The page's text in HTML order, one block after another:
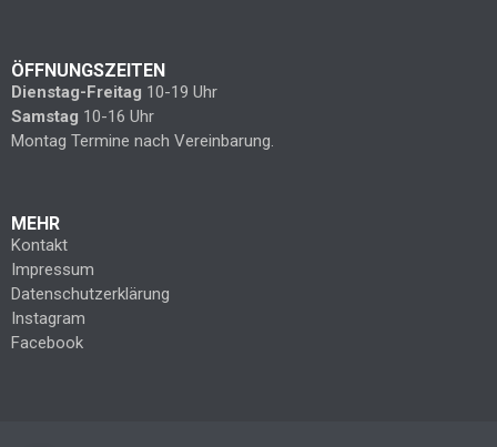
ÖFFNUNGSZEITEN
Dienstag-Freitag 10-19 Uhr
Samstag 10-16 Uhr
Montag Termine nach Vereinbarung.
MEHR
Kontakt
Impressum
Datenschutzerklärung
Instagram
Facebook